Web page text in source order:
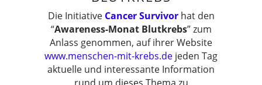
Die Initiative Cancer Survivorhat den
“Awareness-Monat Blutkrebs” zum
Anlass genommen, auf ihrer Website
www.menschen-mit-krebs.de jeden Tag
aktuelle und interessante Information